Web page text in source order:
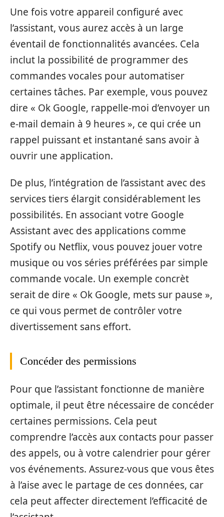
Une fois votre appareil configuré avec
l’assistant, vous aurez accès à un large
éventail de fonctionnalités avancées. Cela
inclut la possibilité de programmer des
commandes vocales pour automatiser
certaines tâches. Par exemple, vous pouvez
dire « Ok Google, rappelle-moi d’envoyer un
e-mail demain à 9 heures », ce qui crée un
rappel puissant et instantané sans avoir à
ouvrir une application.
De plus, l’intégration de l’assistant avec des
services tiers élargit considérablement les
possibilités. En associant votre Google
Assistant avec des applications comme
Spotify ou Netflix, vous pouvez jouer votre
musique ou vos séries préférées par simple
commande vocale. Un exemple concrèt
serait de dire « Ok Google, mets sur pause »,
ce qui vous permet de contrôler votre
divertissement sans effort.
Concéder des permissions
Pour que l’assistant fonctionne de manière
optimale, il peut être nécessaire de concéder
certaines permissions. Cela peut
comprendre l’accès aux contacts pour passer
des appels, ou à votre calendrier pour gérer
vos événements. Assurez-vous que vous êtes
à l’aise avec le partage de ces données, car
cela peut affecter directement l’efficacité de